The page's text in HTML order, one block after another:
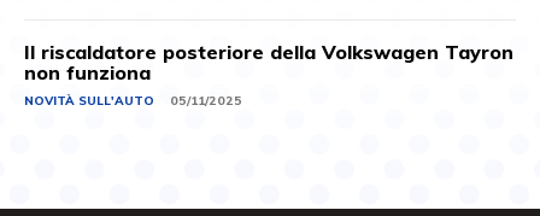
Il riscaldatore posteriore della Volkswagen Tayron
non funziona
NOVITÀ SULL'AUTO 05/11/2025